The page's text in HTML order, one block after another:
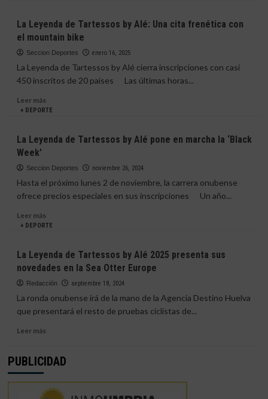
Leyenda
de
Tartessos
corona
sus
Lepe
La Leyenda de Tartessos by Alé: Una cita frenética con
el mountain bike
Seccion Deportes enero 16, 2025
La Leyenda de Tartessos by Alé cierra inscripciones con casi
450 inscritos de 20 países Las últimas horas...
Leer másLeer
más
Leyenda
Tartessos
by
Alé:
Una
frenética
mountain
bike
+ DEPORTE
La Leyenda de Tartessos by Alé pone en marcha la ‘Black
Week’
Seccion Deportes noviembre 26, 2024
Hasta el próximo lunes 2 de noviembre, la carrera onubense
ofrece precios especiales en sus inscripciones Un año...
Leer másLeer
más
Leyenda
de
Tartessos
pone
‘Black
+ DEPORTE
La Leyenda de Tartessos by Alé 2025 presenta sus
novedades en la Sea Otter Europe
Redacción septiembre 18, 2024
La ronda onubense irá de la mano de la Agencia Destino Huelva
que presentará el resto de pruebas ciclistas de...
Leer másLeer
La
de
Tartessos
PUBLICIDAD